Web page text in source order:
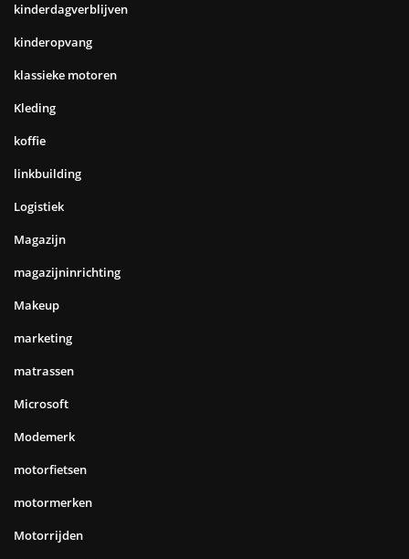
kinderdagverblijven
kinderopvang
klassieke motoren
Kleding
koffie
linkbuilding
Logistiek
Magazijn
magazijninrichting
Makeup
marketing
matrassen
Microsoft
Modemerk
motorfietsen
motormerken
Motorrijden